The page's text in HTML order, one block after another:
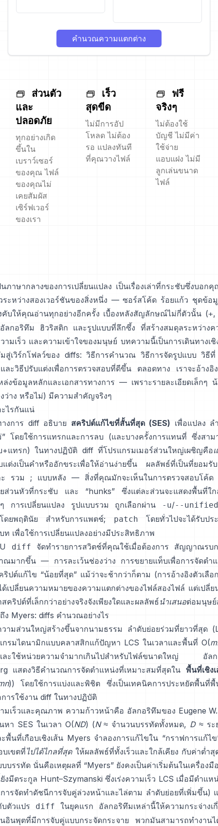
คำนวณความแตกต่าง
ส่วนตัว
และ
ปลอดภัย
ทุกอย่างเกิด
ขึ้นใน
เบราว์เซอร์
ของคุณ ไฟล์
ของคุณไม่
เคยสัมผัส
เซิร์ฟเวอร์
ของเรา
เร็ว
สุดขีด
ไม่มีการอัป
โหลด ไม่ต้อง
รอ แปลงทันที
ที่คุณวางไฟล์
ฟรี
จริงๆ
ไม่ต้องใช้
บัญชี ไม่มีค่า
ใช้จ่าย
แอบแฝง ไม่มี
ลูกเล่นขนาด
ไฟล์
นภาษากลางของการเปลี่ยนแปลง เป็นเรื่องเล่าที่กระชับซึ่งบอก
ระหว่างสองเวอร์ชันของสิ่งหนึ่ง — ซอร์สโค้ด ร้อยแก้ว ชุดข้
คับให้คุณอ่านทุกอย่างอีกครั้ง เบื้องหลังสัญลักษณ์ไม่กี่ตัวนั้น (+,
ลกอริทึม ฮิวริสติก และรูปแบบที่ลึกซึ้ง ที่สร้างสมดุลระหว่างค
มเร็ว และความเข้าใจของมนุษย์ บทความนี้เป็นการเดินทางเ
สู่เวิร์กโฟลว์ของ diffs: วิธีการคำนวณ วิธีการจัดรูปแบบ วิธีที่
ละวิธีปรับแต่งเพื่อการตรวจสอบที่ดีขึ้น ตลอดทาง เราจะอ้างอิ
ล่งข้อมูลหลักและเอกสารทางการ — เพราะรายละเอียดเล็กๆ
ว่าง หรือไม่) มีความสำคัญจริงๆ
ะไรกันแน่
างการ diff อธิบาย สคริปต์แก้ไขที่สั้นที่สุด (SES) เพื่อแปลง ล
โดยใช้การแทรกและการลบ (และบางครั้งการแทนที่ ซึ่งสาม
+แทรก) ในทางปฏิบัติ diff ที่โปรแกรมเมอร์ส่วนใหญ่เผชิญคือ
แต่งเป็นคำหรืออักขระเพื่อให้อ่านง่ายขึ้น ผลลัพธ์ที่เป็นที่ยอมรั
รวม
; แบบหลัง — สิ่งที่คุณมักจะเห็นในการตรวจสอบโค้
ส่วนหัวที่กระชับ และ “hunks” ซึ่งแต่ละส่วนจะแสดงพื้นที่ใก
การเปลี่ยนแปลง รูปแบบรวม ถูกเลือกผ่าน
-u/--
ดยพฤตินัย สำหรับการแพตช์; patch โดยทั่วไปจะได้รับปร
ท เพื่อใช้การเปลี่ยนแปลงอย่างมีประสิทธิภาพ
diff จัดทำรายการสวิตช์ที่คุณใช้เมื่อต้องการ สัญญาณรบ
มากขึ้น — การละเว้นช่องว่าง การขยายแท็บเพื่อการจัดตำ
ปต์แก้ไข “น้อยที่สุด” แม้ว่าจะช้ากว่าก็ตาม (การอ้างอิงตัวเลือ
ด้เปลี่ยนความหมายของความแตกต่างของไฟล์สองไฟล์ แต่เปลี่
คริปต์ที่เล็กกว่าอย่างจริงจังเพียงใดและผลลัพธ์นำเสนอต่อมนุษย์
ง Myers: diffs คำนวณอย่างไร
ามส่วนใหญ่สร้างขึ้นจากนามธรรม
ลำดับย่อยร่วมที่ยาวที่สุด
กรมไดนามิกแบบคลาสสิกแก้ปัญหา LCS ในเวลาและพื้นที่ O(
ละใช้หน่วยความจำมากเกินไปสำหรับไฟล์ขนาดใหญ่
อัล
แสดงวิธีคำนวณการจัดตำแหน่งที่เหมาะสมที่สุดใน พื้นที่เชิง
)) โดยใช้การแบ่งและพิชิต ซึ่งเป็นเทคนิคการประหยัดพื้นที่
ารใช้งาน diff ในทางปฏิบัติ
มเร็วและคุณภาพ ความก้าวหน้าคือ อัลกอริทึมของ Eugene
หา SES ในเวลา O(ND) (N≈ จำนวนบรรทัดทั้งหมด, D≈ ระ
พื้นที่เกือบเชิงเส้น Myers จำลองการแก้ไขใน “กราฟการแก้ไ
เขตที่ไปได้ไกลที่สุดให้ผลลัพธ์ที่ทั้งเร็วและใกล้เคียง กับค่าต่ำสุ
บรรทัด นั่นคือเหตุผลที่ “Myers” ยังคงเป็นค่าเริ่มต้นในเครื่องมื
งมีตระกูล Hunt–Szymanski ซึ่งเร่งความเร็ว LCS เมื่อมีตำแห
ารจัดทำดัชนีการจับคู่ล่วงหน้าและไล่ตาม ลำดับย่อยที่เพิ่มขึ้น)
บตัวแปร diff ในยุคแรก อัลกอริทึมเหล่านี้ให้ความกระจ่างเ
อินพุตที่มีการจับคู่แบบกระจัดกระจาย พวกมันสามารถทำงานไ